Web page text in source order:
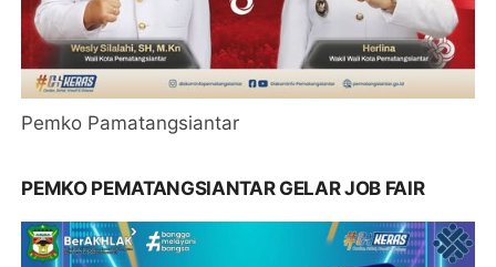
Pemko Pamatangsiantar
PEMKO PEMATANGSIANTAR GELAR JOB FAIR